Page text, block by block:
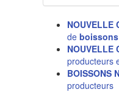
NOUVELLE
de
NOUVELLE
producteurs
BOISSONS
producteurs